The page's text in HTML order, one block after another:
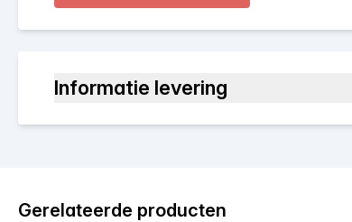
Informatie levering
Gerelateerde producten